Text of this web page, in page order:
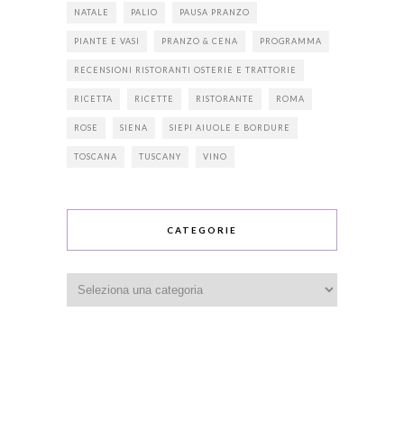
NATALE PALIO PAUSA PRANZO
PIANTE E VASI PRANZO & CENA PROGRAMMA
RECENSIONI RISTORANTI OSTERIE E TRATTORIE
RICETTA RICETTE RISTORANTE ROMA
ROSE SIENA SIEPI AIUOLE E BORDURE
TOSCANA TUSCANY VINO
CATEGORIE